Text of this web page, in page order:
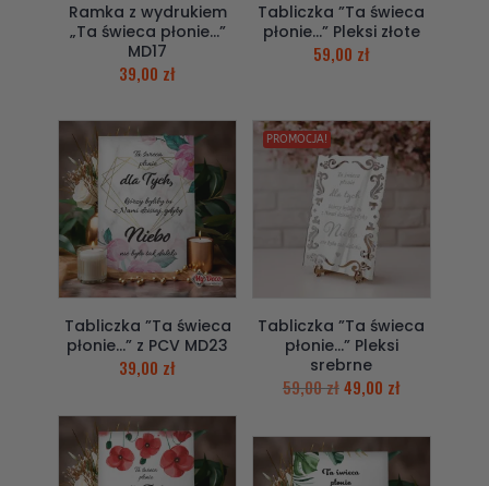
Ramka z wydrukiem
„Ta świeca płonie…”
MD17
39,00 zł
Tabliczka ”Ta świeca
płonie…” Pleksi złote
59,00 zł
Tabliczka ”Ta świeca
płonie…” z PCV MD23
39,00 zł
PROMOCJA!
Tabliczka ”Ta świeca
płonie…” Pleksi
srebrne
59,00zł49,00 zł